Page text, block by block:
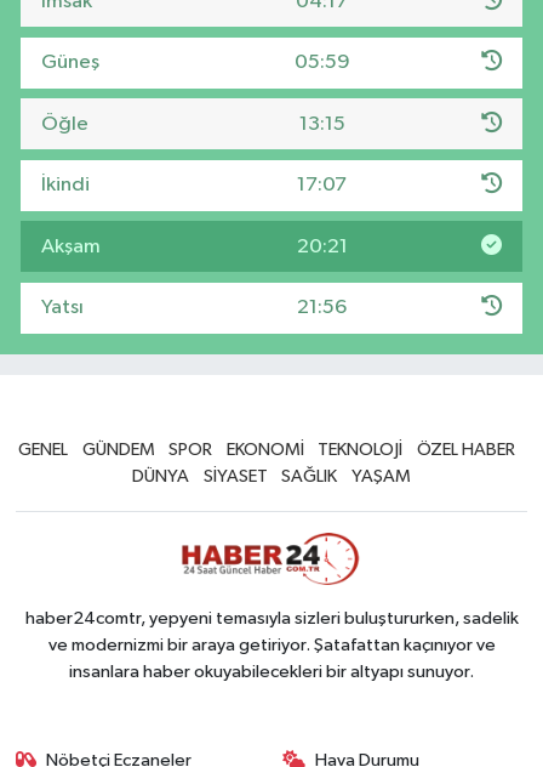
Güneş 05:59
Öğle 13:15
İkindi 17:07
Akşam 20:21
Yatsı 21:56
GENEL GÜNDEM SPOR EKONOMİ TEKNOLOJİ
ÖZEL HABER
DÜNYA
SİYASET SAĞLIK YAŞAM
haber24comtr, yepyeni temasıyla sizleri buluştururken, sadelik
ve modernizmi bir araya getiriyor. Şatafattan kaçınıyor ve
insanlara haber okuyabilecekleri bir altyapı sunuyor.
Nöbetçi Eczaneler Hava Durumu